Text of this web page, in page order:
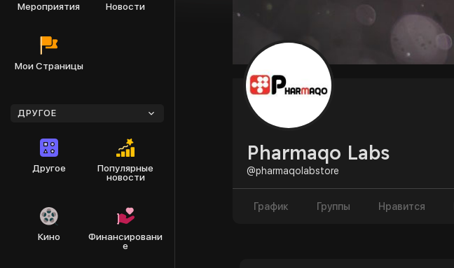
Мероприятия Новости
Мои Страницы
ДРУГОЕ
Другое
Популярные
новости
Кино
Финансировани
е
Pharmaqo Labs
@pharmaqolabstore
График Группы Нравится